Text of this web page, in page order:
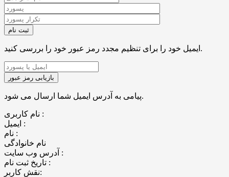
ایمیل خود را برای تنظیم مجدد رمز عبور خود را بررسی کنید.
پیامی به آدرس ایمیل شما ارسال می شود.
نام کاربری :
ایمیل :
نام :
نام خانوادگی
آدرس وب سایت :
تاریخ ثبت نام :
نقش کاربر: